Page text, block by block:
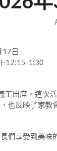
17日
12:15-1:30
工出席，這次
也反映了家教
們享受到美味